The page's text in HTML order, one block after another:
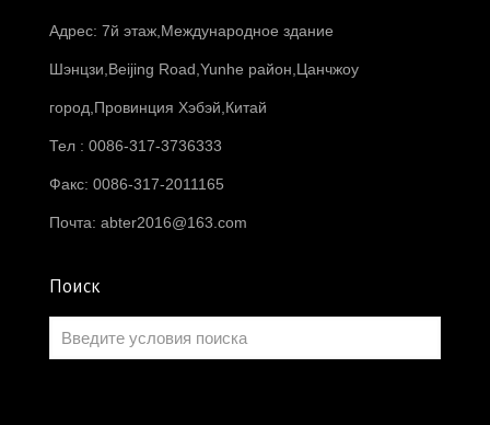
Адрес: 7й этаж,Международное здание
Шэнцзи,Beijing Road,Yunhe район,Цанчжоу
город,Провинция Хэбэй,Китай
Тел : 0086-317-3736333
Факс: 0086-317-2011165
Почта: abter2016@163.com
Поиск